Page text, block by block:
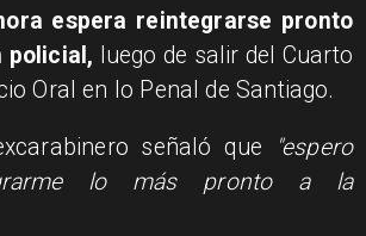
espera reintegrarse pronto
policial, luego de salir del Cuarto
Oral en lo Penal de Santiago.
señaló que
"espero
lo más pronto a la